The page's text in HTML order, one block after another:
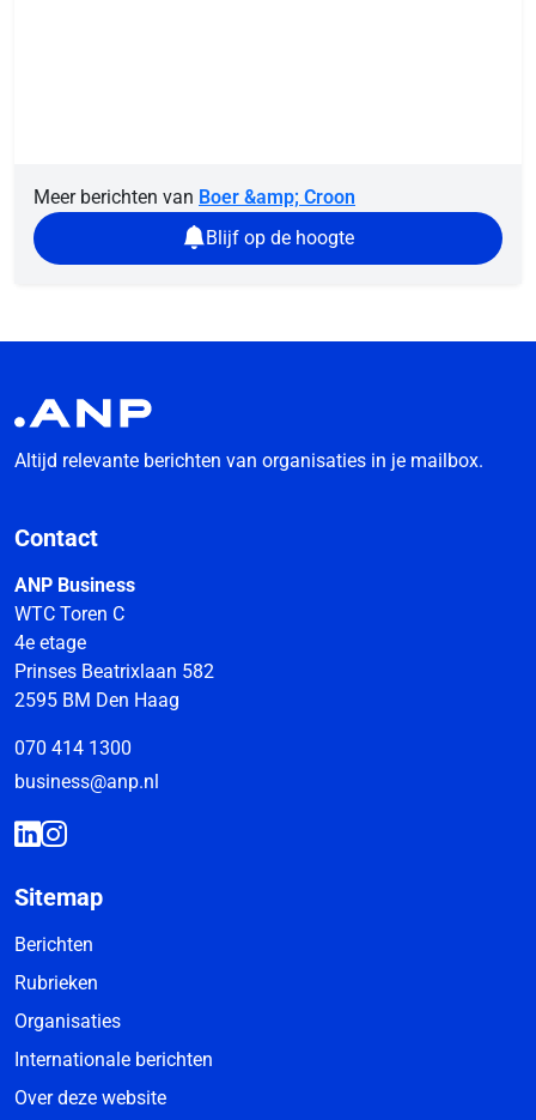
Meer berichten van Boer &amp; Croon
Blijf op de hoogte
Altijd relevante berichten van organisaties in je mailbox.
Contact
ANP Business
WTC Toren C
4e etage
Prinses Beatrixlaan 582
2595 BM Den Haag
070 414 1300
business@anp.nl
Sitemap
Berichten
Rubrieken
Organisaties
Internationale berichten
Over deze website